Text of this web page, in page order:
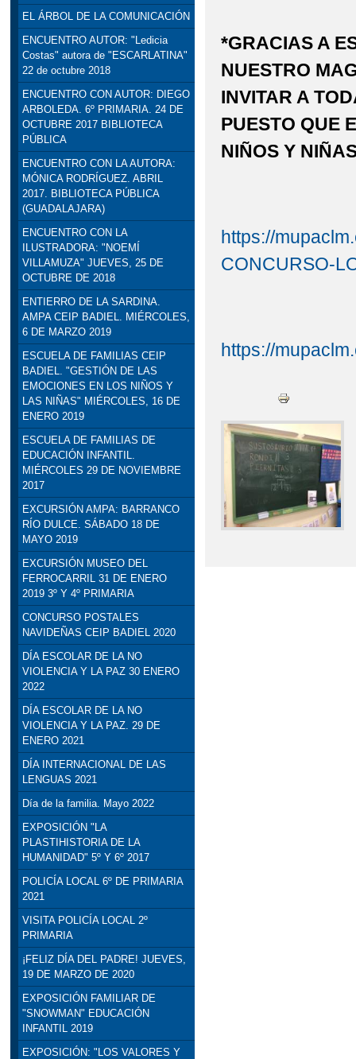
EL ÁRBOL DE LA COMUNICACIÓN
ENCUENTRO AUTOR: "Ledicia
Costas" autora de "ESCARLATINA"
22 de octubre 2018
ENCUENTRO CON AUTOR: DIEGO
ARBOLEDA. 6º PRIMARIA. 24 DE
OCTUBRE 2017 BIBLIOTECA
PÚBLICA
ENCUENTRO CON LA AUTORA:
MÓNICA RODRÍGUEZ. ABRIL
2017. BIBLIOTECA PÚBLICA
(GUADALAJARA)
ENCUENTRO CON LA
ILUSTRADORA: "NOEMÍ
VILLAMUZA" JUEVES, 25 DE
OCTUBRE DE 2018
ENTIERRO DE LA SARDINA.
AMPA CEIP BADIEL. MIÉRCOLES,
6 DE MARZO 2019
ESCUELA DE FAMILIAS CEIP
BADIEL. "GESTIÓN DE LAS
EMOCIONES EN LOS NIÑOS Y
LAS NIÑAS" MIÉRCOLES, 16 DE
ENERO 2019
ESCUELA DE FAMILIAS DE
EDUCACIÓN INFANTIL.
MIÉRCOLES 29 DE NOVIEMBRE
2017
EXCURSIÓN AMPA: BARRANCO
RÍO DULCE. SÁBADO 18 DE
MAYO 2019
EXCURSIÓN MUSEO DEL
FERROCARRIL 31 DE ENERO
2019 3º Y 4º PRIMARIA
CONCURSO POSTALES
NAVIDEÑAS CEIP BADIEL 2020
DÍA ESCOLAR DE LA NO
VIOLENCIA Y LA PAZ 30 ENERO
2022
DÍA ESCOLAR DE LA NO
VIOLENCIA Y LA PAZ. 29 DE
ENERO 2021
DÍA INTERNACIONAL DE LAS
LENGUAS 2021
Día de la familia. Mayo 2022
EXPOSICIÓN "LA
PLASTIHISTORIA DE LA
HUMANIDAD" 5º Y 6º 2017
POLICÍA LOCAL 6º DE PRIMARIA
2021
VISITA POLICÍA LOCAL 2º
PRIMARIA
¡FELIZ DÍA DEL PADRE! JUEVES,
19 DE MARZO DE 2020
EXPOSICIÓN FAMILIAR DE
"SNOWMAN" EDUCACIÓN
INFANTIL 2019
EXPOSICIÓN: "LOS VALORES Y
*GRACIAS A
NUESTRO
INVITAR A
PUESTO QUE
NIÑOS Y
https://
CONCURSO-
https://